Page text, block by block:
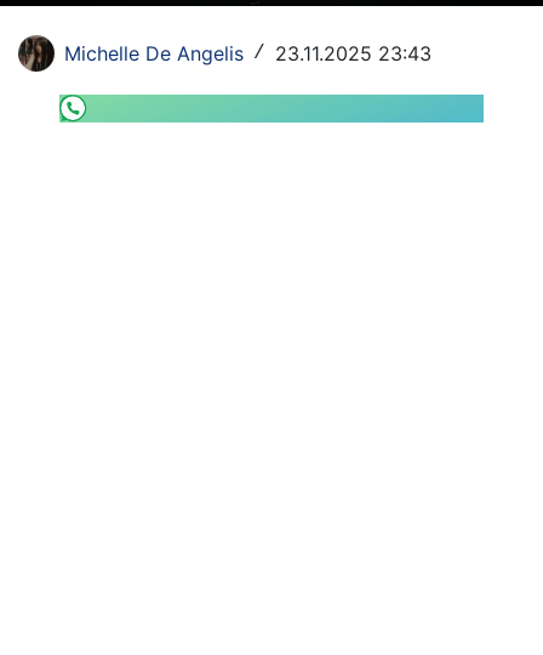
SHOP LAZIO
Michelle De Angelis / 23.11.2025 23:43